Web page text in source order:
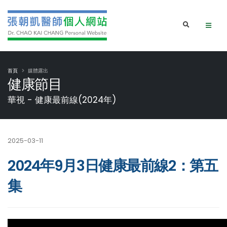
健康節目
華視 - 健康最前線(2024年)
首頁 媒體露出
2025-03-11
2024年9月3日健康最前線2：第五
集